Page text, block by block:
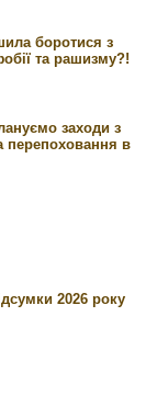
боротися з
та рашизму?!
заходи з
перепоховання в
2026 року